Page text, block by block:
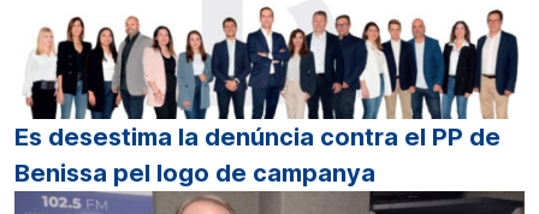
Es desestima la denúncia contra el PP de
Benissa pel logo de campanya